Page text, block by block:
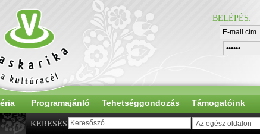
BELÉPÉS:
Programajánló Tehetséggondozás Támogatóink
KERESÉS